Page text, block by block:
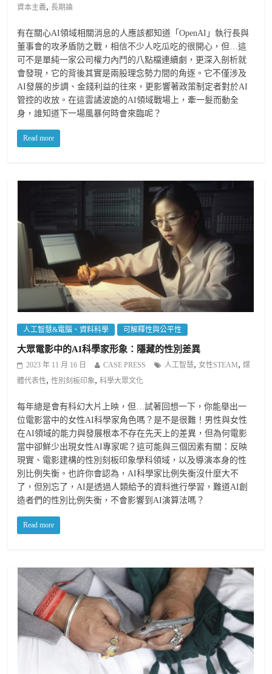
資本主義,長期論
有在關心AI領域相關消息的人應該都知道「OpenAI」執行長與
董事會的攻矛盾防之戰，相信不少人吃瓜吃的很開心，但…這
可不是單純一家公司權力內鬥的八點檔連續劇，更深入剖析就
會發現，它的背後其實是兩股理念勢力間的角逐。它不僅涉及
AI發展的步調、金錢利益的往來，更影響著政策制定者對於AI
管控的收放。在這雲譎波詭的AI領域戰場上，牽一髮而動全
身，誰知道下一場風暴何時會來臨呢？
Read more
人工智慧&電腦、資料科學 可解釋性與公平性
大眾電影中的AI科學家形象：隱藏的性別差異
2023 年 11 月 16 日 CASE PRESS 人工智慧,女性STEAM,媒
體代表性,性別刻板印象,科學大眾文化
每年總是會有科幻大片上映，但…試著回想一下，你能舉出一
位電影當中的女性AI科學家角色嗎？是不是很難！男性與女性
在AI領域的能力與發展根本不存在先天上的差異，但為何電影
當中卻鮮少出現女性AI專家呢？這可能與三個因素有關：反映
現實、電影建構的性別刻板印象學科領域，以及導演本身的性
別比例失衡。也許你會認為，AI科學家比例失衡沒什麼大不
了，但別忘了，AI是透過人類給予的資料進行學習，難道AI創
造者們的性別比例失衡，不會影響到AI演算法嗎？
Read more